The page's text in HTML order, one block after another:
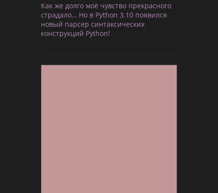
Как же долго моё чувство прекрасного
страдало… Но в Python 3.10 появился
новый парсер синтаксических
конструкций Python!